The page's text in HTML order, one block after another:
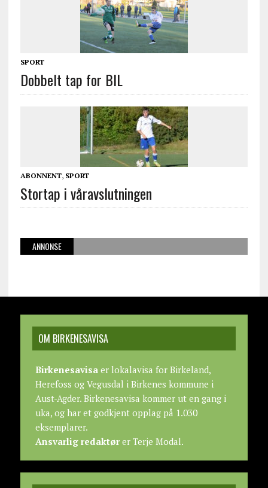
SPORT
Dobbelt tap for BIL
ABONNENT, SPORT
Stortap i våravslutningen
ANNONSE
OM BIRKENESAVISA
Birkenesavisaer lokalavisa for Birkeland,
Herefoss og Vegusdal i Birkenes kommune i
Aust-Agder. Birkenesavisa kommer ut en gang i
uka, og har et godkjent opplag på 1.030
eksemplarer.
Ansvarlig redaktører Terje Modal.